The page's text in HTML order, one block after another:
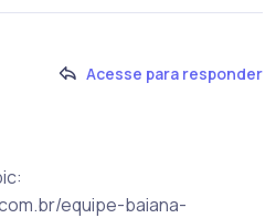
Acesse para responder
equipe-baiana-